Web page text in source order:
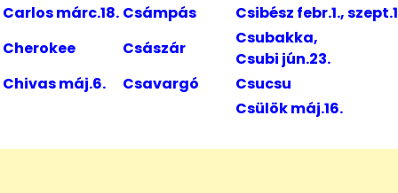
Carlos márc.18. Csámpás
Csibész febr.1.,
Cherokee
Császár
Csubakka,
Csubi jún.23.
Chivas máj.6.
Csavargó
Csucsu
Csülök máj.16.